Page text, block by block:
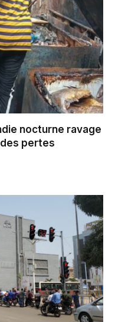
nocturne ravage
pertes